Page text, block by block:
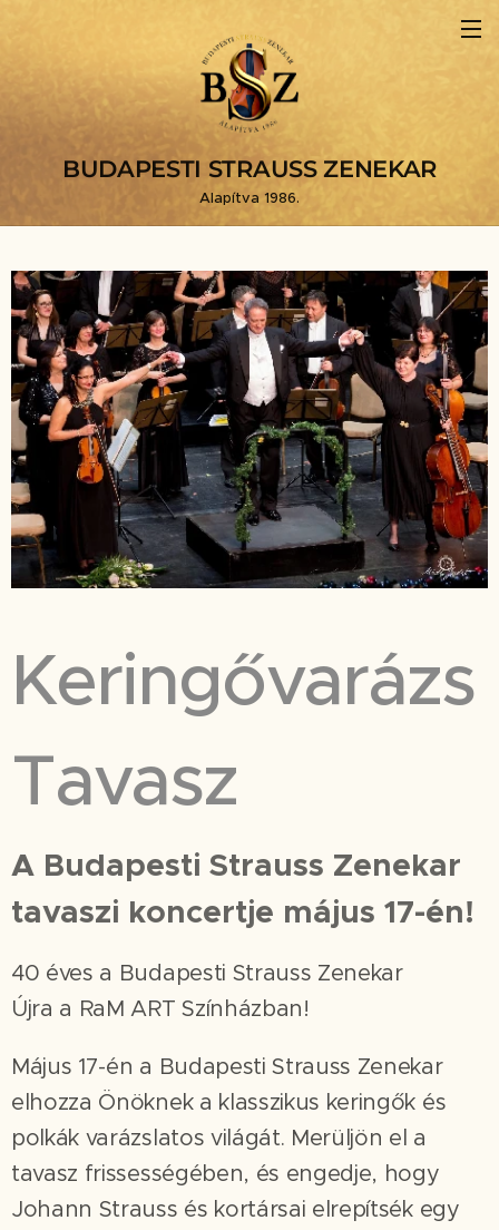
BUDAPESTI STRAUSS ZENEKAR
Alapítva 1986.
Keringővarázs
Tavasz
A Budapesti Strauss Zenekar
tavaszi koncertje május 17-én!
40 éves a Budapesti Strauss Zenekar
Újra a RaM ART Színházban!
Május 17-én a Budapesti Strauss Zenekar
elhozza Önöknek a klasszikus keringők és
polkák varázslatos világát. Merüljön el a
tavasz frissességében, és engedje, hogy
Johann Strauss és kortársai elrepítsék egy